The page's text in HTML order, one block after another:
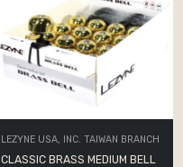
LEZYNE USA, INC. TAIWAN BRANCH
CLASSIC BRASS MEDIUM BELL